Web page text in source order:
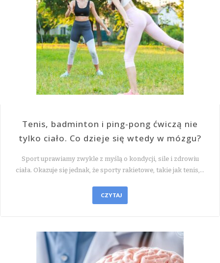
Tenis, badminton i ping-pong ćwiczą nie
tylko ciało. Co dzieje się wtedy w mózgu?
Sport uprawiamy zwykle z myślą o kondycji, sile i zdrowiu
ciała. Okazuje się jednak, że sporty rakietowe, takie jak tenis,…
CZYTAJ